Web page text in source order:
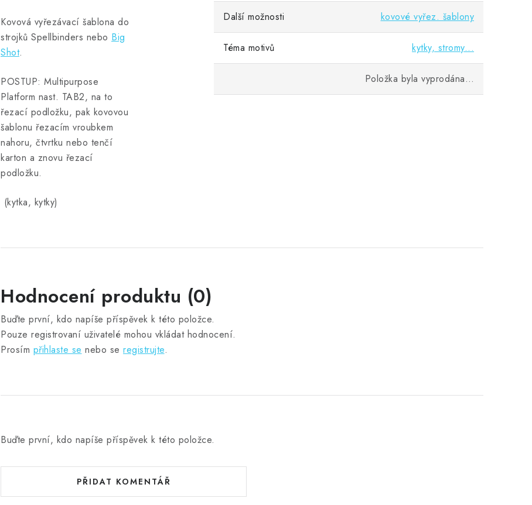
Kovová vyřezávací šablona do
strojků Spellbinders nebo Big
Shot.
POSTUP: Multipurpose
Platform nast. TAB2, na to
řezací podložku, pak kovovou
šablonu řezacím vroubkem
nahoru, čtvrtku nebo tenčí
karton a znovu řezací
podložku.
(kytka, kytky)
Další možnosti kovové vyřez. šablony
Téma motivů kytky, stromy...
Položka byla vyprodána…
Hodnocení produktu (0)
Buďte první, kdo napíše příspěvek k této položce.
Pouze registrovaní uživatelé mohou vkládat hodnocení.
Prosím přihlaste se nebo se registrujte.
Buďte první, kdo napíše příspěvek k této položce.
PŘIDAT KOMENTÁŘ